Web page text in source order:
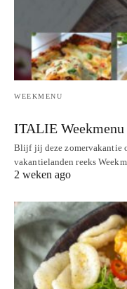
WEEKMENU
ITALIE Weekmenu
Blijf jij deze zomervakantie
vakantielanden reeks
2 weken ago